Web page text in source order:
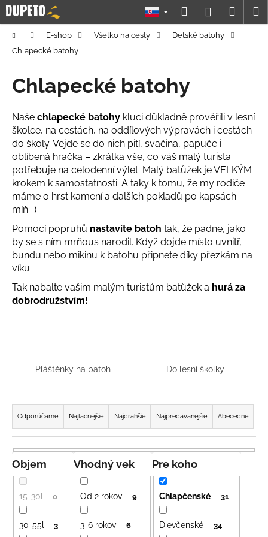
Prejsť
na
obsah
Hľadať
DomovE-shop Všetko na cesty
Detské batohy
Chlapecké batohy
Chlapecké batohy
Naše chlapecké batohy kluci důkladně prověřili v lesní
školce, na cestách, na oddílových výpravách i cestách
do školy. Vejde se do nich pití, svačina, papuče i
oblíbená hračka – zkrátka vše, co váš malý turista
potřebuje na celodenní výlet. Malý batůžek je VELKÝM
krokem k samostatnosti. A taky k tomu, že my rodiče
máme o hrst kamení a dalších pokladů po kapsách
míň. :)
Pomocí popruhů nastavíte batoh tak, že padne, jako
by se s ním mrňous narodil. Když dojde místo uvnitř,
bundu nebo mikinu k batohu připnete díky přezkám na
víku.
Tak nabalte vašim malým turistům batůžek a hurá za
dobrodružstvím!
Pláštěnky na batoh Do lesní školky
R
a
d
e
n
i
e
p
Odporúčame Najlacnejšie Najdrahšie Najpredávanejšie Abecedne
Objem
15-30l 0
30-55l 3
Pre koho
Chlapčenské 31
Dievčenské 34
Vhodný vek
Od 2 rokov 9
3-6 rokov 6
K
o
o
p
o
t
r
e
b
u
j
e
t
e
n
á
j
HĽADAŤ
O
d
p